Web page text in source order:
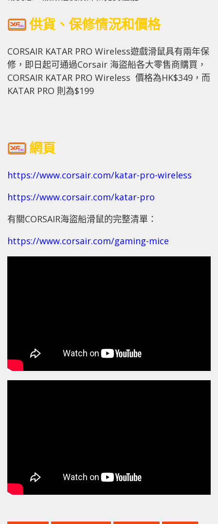
供貨、保修情況和價格
CORSAIR KATAR PRO Wireless遊戲滑鼠具有兩年保
修，即日起可通過Corsair 海盜船各大零售商購買，
CORSAIR KATAR PRO Wireless 價格為HK$349，而
KATAR PRO 則為$199
網頁
https://www.corsair.com/katar-pro-wireless
https://www.corsair.com/katar-pro
有關CORSAIR海盜船滑鼠的完整清單：
https://www.corsair.com/gaming-mice